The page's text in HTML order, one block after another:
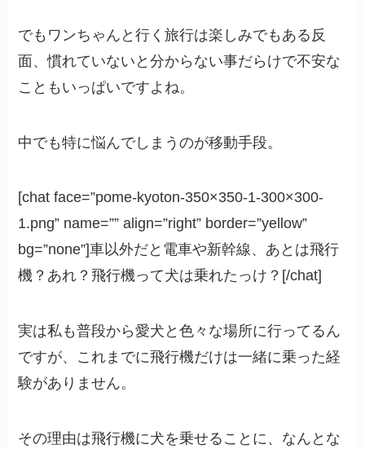
でもワンちゃんと行く旅行は楽しみでもある反
面、慣れていないと分からない事だらけで不安な
こともいっぱいですよね。
中でも特に悩んでしまうのが移動手段。
[chat face=”pome-kyoton-350×350-1-300×300-
1.png” name=”” align=”right” border=”yellow”
bg=”none”]車以外だと電車や新幹線、あとは飛行
機？あれ？飛行機って犬は乗れたっけ？[/chat]
実は私も普段から愛犬と色々な場所に行ってるん
ですが、これまでに飛行機だけは一緒に乗った経
験がありません。
その理由は飛行機に犬を乗せることに、なんとな